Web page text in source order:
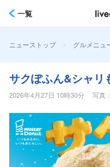
一覧
ニューストップ > グルメニュ
サクぽふん&シャリ
2026年4月27日 10時30分
写真